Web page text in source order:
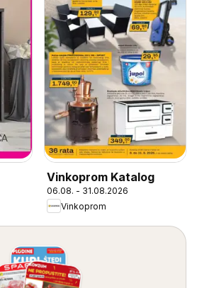
Vinkoprom Katalog
06.08. - 31.08.2026
Vinkoprom